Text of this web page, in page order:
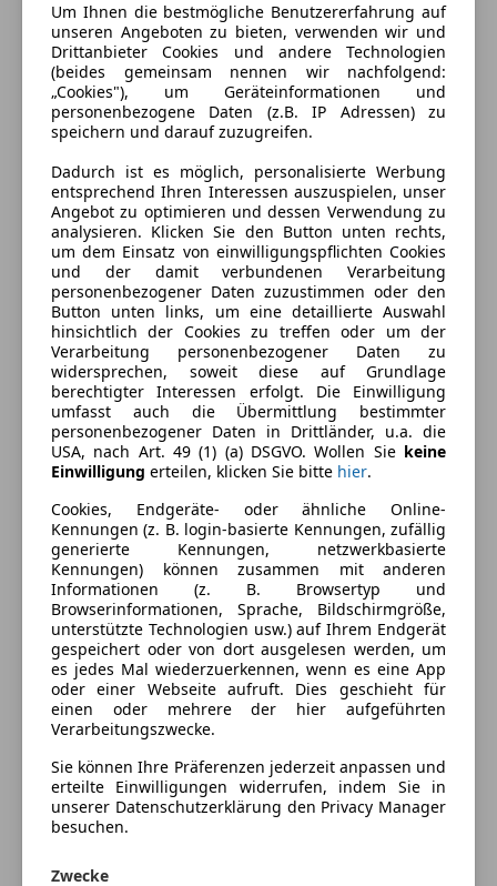
Energieverbrauch
Kraftstoff
Benzin
Kraftstoffverbrauch
9,30 l/100 km (komb.)
Ausstattung
Komfort
Einparkhilfe
Einparkhilfe Sensoren hinten
Elektrische Fensterheber
Getönte Scheiben
Klimaanlage
Lederlenkrad
Mehr anzeigen
Fahrzeugbeschreibung
Eckdaten sind oben gegeben.
Preis Vhb
Keine B Säule
Um Ihnen die bestmögliche Benutzererfahrung auf
unseren Angeboten zu bieten, verwenden wir und
Drittanbieter Cookies und andere Technologien
(beides gemeinsam nennen wir nachfolgend:
„Cookies"), um Geräteinformationen und
personenbezogene Daten (z.B. IP Adressen) zu
speichern und darauf zuzugreifen.
Dadurch ist es möglich, personalisierte Werbung
entsprechend Ihren Interessen auszuspielen, unser
Angebot zu optimieren und dessen Verwendung zu
analysieren. Klicken Sie den Button unten rechts,
um dem Einsatz von einwilligungspflichten Cookies
und der damit verbundenen Verarbeitung
personenbezogener Daten zuzustimmen oder den
Button unten links, um eine detaillierte Auswahl
hinsichtlich der Cookies zu treffen oder um der
Verarbeitung personenbezogener Daten zu
widersprechen, soweit diese auf Grundlage
berechtigter Interessen erfolgt. Die Einwilligung
umfasst auch die Übermittlung bestimmter
personenbezogener Daten in Drittländer, u.a. die
USA, nach Art. 49 (1) (a) DSGVO. Wollen Sie keine
Einwilligung erteilen, klicken Sie bitte hier.
Cookies, Endgeräte- oder ähnliche Online-
Kennungen (z. B. login-basierte Kennungen, zufällig
generierte Kennungen, netzwerkbasierte
Kennungen) können zusammen mit anderen
Informationen (z. B. Browsertyp und
Browserinformationen, Sprache, Bildschirmgröße,
unterstützte Technologien usw.) auf Ihrem Endgerät
gespeichert oder von dort ausgelesen werden, um
es jedes Mal wiederzuerkennen, wenn es eine App
oder einer Webseite aufruft. Dies geschieht für
einen oder mehrere der hier aufgeführten
Verarbeitungszwecke.
Sie können Ihre Präferenzen jederzeit anpassen und
erteilte Einwilligungen widerrufen, indem Sie in
unserer Datenschutzerklärung den Privacy Manager
besuchen.
Zwecke